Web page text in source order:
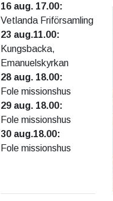
16 aug. 17.00:
Vetlanda Friförsamling
23 aug.11.00:
Kungsbacka,
Emanuelskyrkan
28 aug. 18.00:
Fole missionshus
29 aug. 18.00:
Fole missionshus
30 aug.18.00:
Fole missionshus